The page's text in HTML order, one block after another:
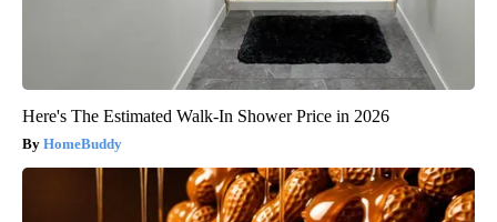
Here's The Estimated Walk-In Shower Price in 2026
HomeBuddy